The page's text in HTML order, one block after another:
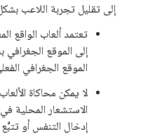
إلى تقليل تجربة اللاعب
تعتمد ألعاب الواقع
إلى الموقع
الموقع الجغرافي
لا يمكن محاكاة
الاستشعار المحلية
إدخال التنفس أو